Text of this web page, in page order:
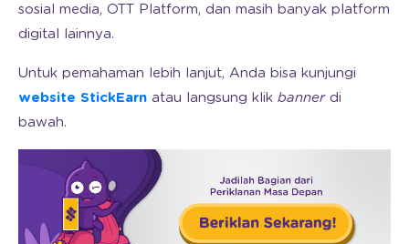
sosial media, OTT Platform, dan masih banyak platform
digital lainnya.
Untuk pemahaman lebih lanjut, Anda bisa kunjungi
website StickEarn atau langsung klik bannerdi
bawah.